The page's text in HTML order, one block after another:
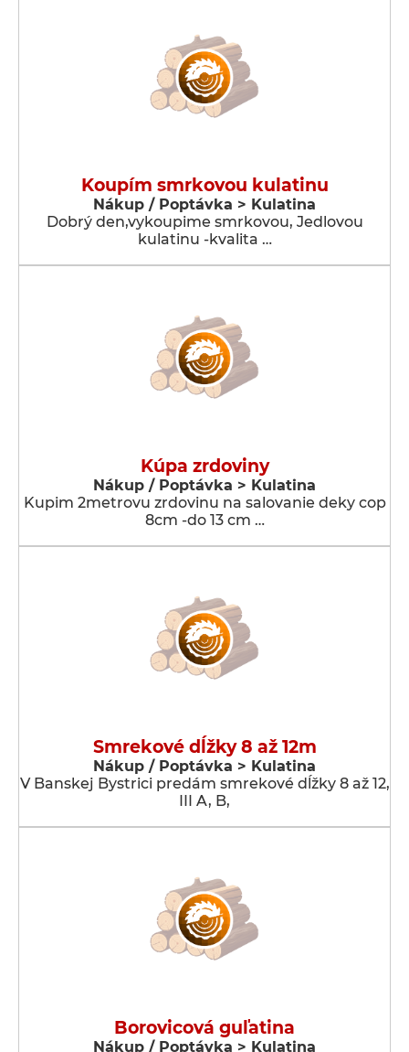
Koupím smrkovou kulatinu
Nákup / Poptávka > Kulatina
Dobrý den,vykoupime smrkovou, Jedlovou
kulatinu -kvalita …
Kúpa zrdoviny
Nákup / Poptávka > Kulatina
Kupim 2metrovu zrdovinu na salovanie deky cop
8cm -do 13 cm …
Smrekové dĺžky 8 až 12m
Nákup / Poptávka > Kulatina
V Banskej Bystrici predám smrekové dĺžky 8 až 12,
III A, B,
Borovicová guľatina
Nákup / Poptávka > Kulatina